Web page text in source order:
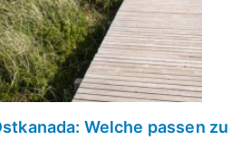
Welche passen zu